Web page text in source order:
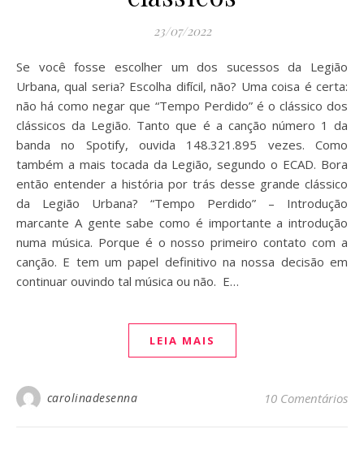
23/07/2022
Se você fosse escolher um dos sucessos da Legião
Urbana, qual seria? Escolha difícil, não? Uma coisa é certa:
não há como negar que “Tempo Perdido” é o clássico dos
clássicos da Legião. Tanto que é a canção número 1 da
banda no Spotify, ouvida 148.321.895 vezes. Como
também a mais tocada da Legião, segundo o ECAD. Bora
então entender a história por trás desse grande clássico
da Legião Urbana? “Tempo Perdido” – Introdução
marcante A gente sabe como é importante a introdução
numa música. Porque é o nosso primeiro contato com a
canção. E tem um papel definitivo na nossa decisão em
continuar ouvindo tal música ou não. E…
LEIA MAIS
carolinadesenna 10 Comentários